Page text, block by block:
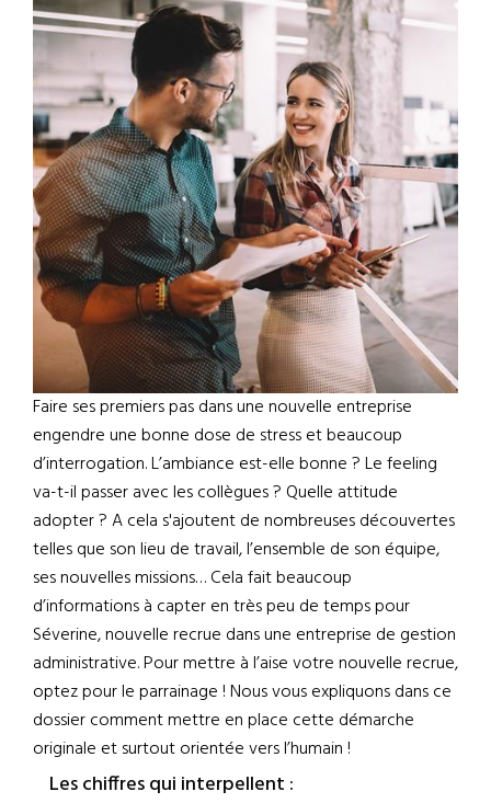
Faire ses premiers pas dans une nouvelle entreprise
engendre une bonne dose de stress et beaucoup
d’interrogation. L’ambiance est-elle bonne ? Le feeling
va-t-il passer avec les collègues ? Quelle attitude
adopter ? A cela s'ajoutent de nombreuses découvertes
telles que son lieu de travail, l’ensemble de son équipe,
ses nouvelles missions… Cela fait beaucoup
d’informations à capter en très peu de temps pour
Séverine, nouvelle recrue dans une entreprise de gestion
administrative. Pour mettre à l’aise votre nouvelle recrue,
optez pour le parrainage ! Nous vous expliquons dans ce
dossier comment mettre en place cette démarche
originale et surtout orientée vers l’humain !
Les chiffres qui interpellent :